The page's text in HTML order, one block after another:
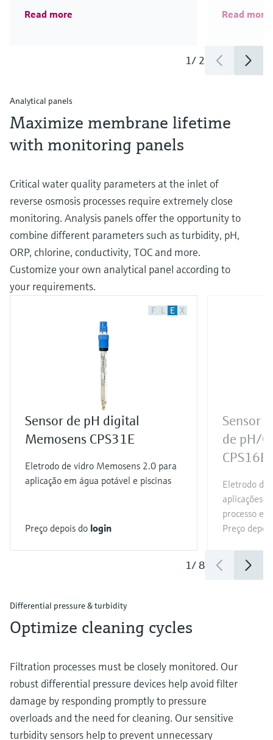
Read more Read more
1/ 2
Analytical panels
Maximize membrane lifetime
with monitoring panels
Critical water quality parameters at the inlet of
reverse osmosis processes require extremely close
monitoring. Analysis panels offer the opportunity to
combine different parameters such as turbidity, pH,
ORP, chlorine, conductivity, TOC and more.
Customize your own analytical panel according to
your requirements.
F L E X
Sensor de pH digital
Memosens CPS31E
Eletrodo de vidro Memosens 2.0 para
aplicação em água potável e piscinas
Preço depois do login
Sensor
de pH/
CPS16E
Eletrodo de
aplicações
processo e
Preço
1/8
Differential pressure & turbidity
Optimize cleaning cycles
Filtration processes must be closely monitored. Our
robust differential pressure devices help avoid filter
damage by responding promptly to pressure
overloads and the need for cleaning. Our sensitive
turbidity sensors help to prevent unnecessary